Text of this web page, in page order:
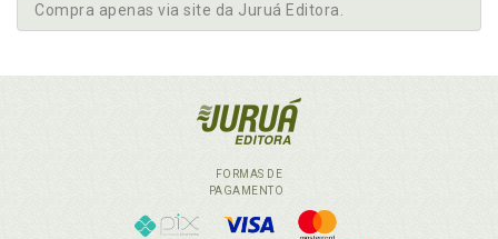
Compra apenas via site da Juruá Editora.
FORMAS DE
PAGAMENTO